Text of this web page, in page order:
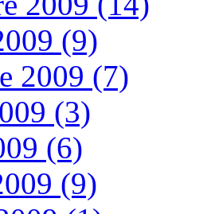
(9)
2009 (7)
(3)
(6)
(9)